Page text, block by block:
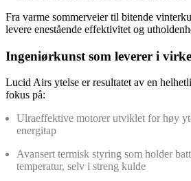
Fra varme sommerveier til bitende
levere enestående effektivitet og
Ingeniørkunst som leverer i
Lucid Airs ytelse er resultatet av en
fokus på:
Ulraeffektive motorer utviklet for høy
energitap
Avansert termisk styring som holder
temperatur, selv i streng kulde